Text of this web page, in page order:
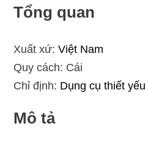
Tổng quan
Xuất xứ: Việt Nam
Quy cách: Cái
Chỉ định: Dụng cụ thiết yếu
Mô tả